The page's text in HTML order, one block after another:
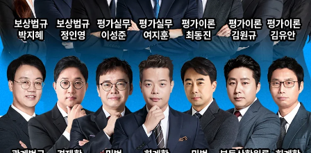
해커스 강의는 타 학원
실무 강의와 달리 문제와
자료를 밀도있게
조합하여 풀 수 있는
방법을 알려주십니다.
해커스에서 시작했으면
더 빨리 합격하지
않았을까 생각하고,
주변 분들에게도
감정평가사 시작은